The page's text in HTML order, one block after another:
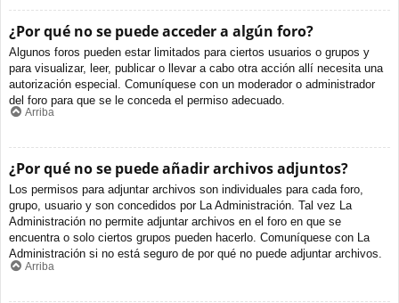
¿Por qué no se puede acceder a algún foro?
Algunos foros pueden estar limitados para ciertos usuarios o grupos y
para visualizar, leer, publicar o llevar a cabo otra acción allí necesita una
autorización especial. Comuníquese con un moderador o administrador
del foro para que se le conceda el permiso adecuado.
Arriba
¿Por qué no se puede añadir archivos adjuntos?
Los permisos para adjuntar archivos son individuales para cada foro,
grupo, usuario y son concedidos por La Administración. Tal vez La
Administración no permite adjuntar archivos en el foro en que se
encuentra o solo ciertos grupos pueden hacerlo. Comuníquese con La
Administración si no está seguro de por qué no puede adjuntar archivos.
Arriba